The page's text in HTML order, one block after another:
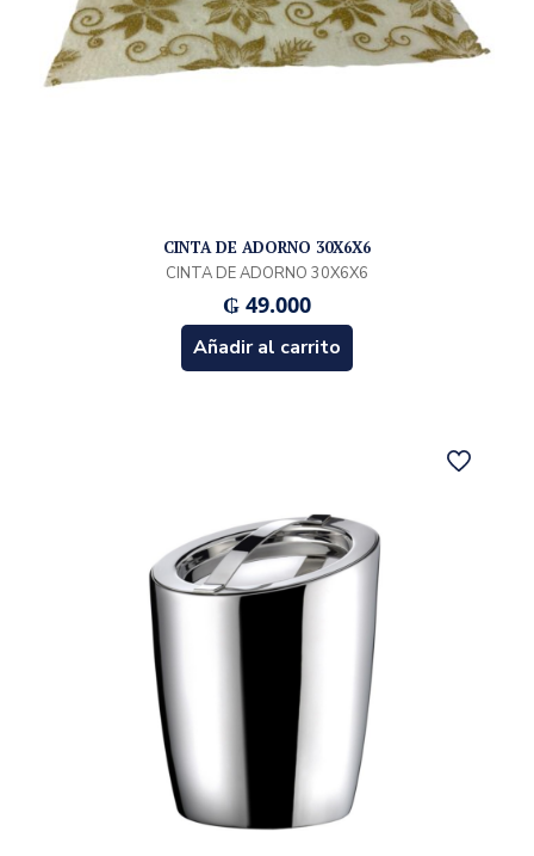
CINTA DE ADORNO 30X6X6
CINTA DE ADORNO 30X6X6
₲ 49.000
Añadir al carrito